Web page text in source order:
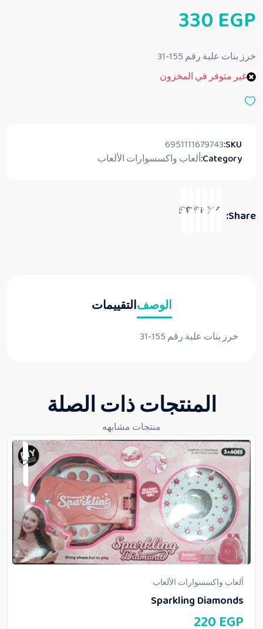
م
ا
ي
م
ن
330 EGP
خرز بنات علبة رقم 155-31
غير متوفر في المخزون
SKU:
6951111679743
Category:ألعاب واكسسوارات الألعاب
Share:
الوصفالتقييمات
خرز بنات علبة رقم 155-31
المنتجات ذات الصلة
منتجات مشابهه
ألعاب واكسسوارات الألعاب
Sparkling Diamonds
220 EGP